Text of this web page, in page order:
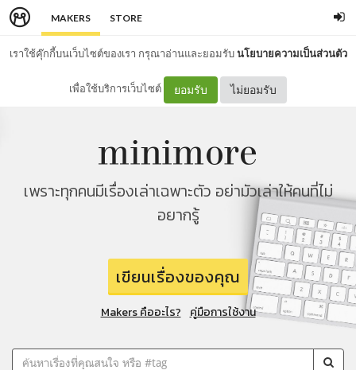
MAKERS STORE
เราใช้คุ๊กกี้บนเว็บไซต์ของเรา กรุณาอ่านและยอมรับนโยบายความเป็นส่วนตัว
เพื่อใช้บริการเว็บไซต์ ยอมรับ ไม่ยอมรับ
เพราะทุกคนมีเรื่องเล่าเฉพาะตัว อย่ามัวเล่าให้คนที่ไม่
อยากรู้
เขียนเรื่องของคุณ
Makers คืออะไร? คู่มือการใช้งาน